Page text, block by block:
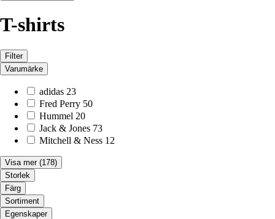
T-shirts
Filter
Varumärke
adidas 23
Fred Perry 50
Hummel 20
Jack & Jones 73
Mitchell & Ness 12
Visa mer (178)
Storlek
Färg
Sortiment
Egenskaper